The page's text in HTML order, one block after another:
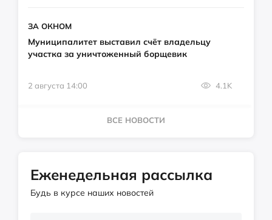
ЗА ОКНОМ
Муниципалитет выставил счёт владельцу
участка за уничтоженный борщевик
2 августа 14:00 4.1K
ВСЕ НОВОСТИ
Еженедельная рассылка
Будь в курсе наших новостей